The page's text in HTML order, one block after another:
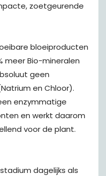
zoetgeurende
bloeiproducten
meer Bio-mineralen
geen
en Chloor).
enzymmatige
en werkt daarom
voor de plant.
dagelijks als